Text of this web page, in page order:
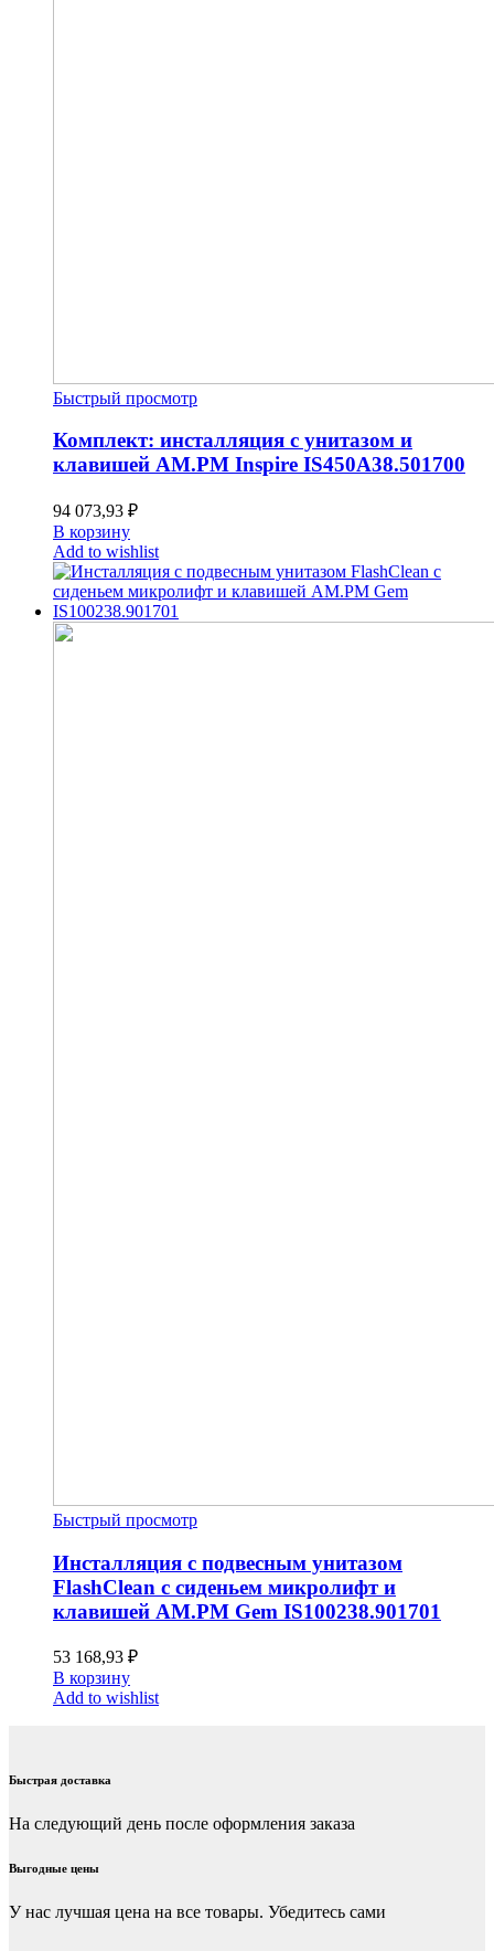
Быстрый просмотр
Комплект: инсталляция с унитазом и
клавишей AM.PM Inspire IS450A38.501700
94 073,93 ₽
В корзину
Add to wishlist
Быстрый просмотр
Инсталляция с подвесным унитазом
FlashClean с сиденьем микролифт и
клавишей AM.PM Gem IS100238.901701
53 168,93 ₽
В корзину
Add to wishlist
Быстрая доставка
На следующий день после оформления заказа
Выгодные цены
У нас лучшая цена на все товары. Убедитесь сами